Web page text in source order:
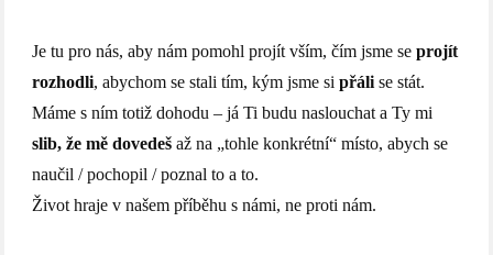
Je tu pro nás, aby nám pomohl projít vším, čím jsme seprojít
rozhodli, abychom se stali tím, kým jsme sipřáli se stát.
Máme s ním totiž dohodu – já Ti budu naslouchat a Ty mi
slib, že mě dovedeš až na „tohle konkrétní“ místo, abych se
naučil / pochopil / poznal to a to.
Život hraje v našem příběhu s námi, ne proti nám.